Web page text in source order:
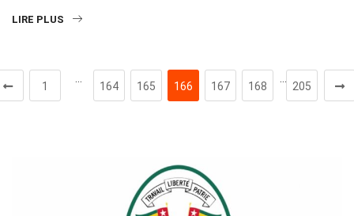
LIRE PLUS
1
…
164 165 166 167 168
…
205